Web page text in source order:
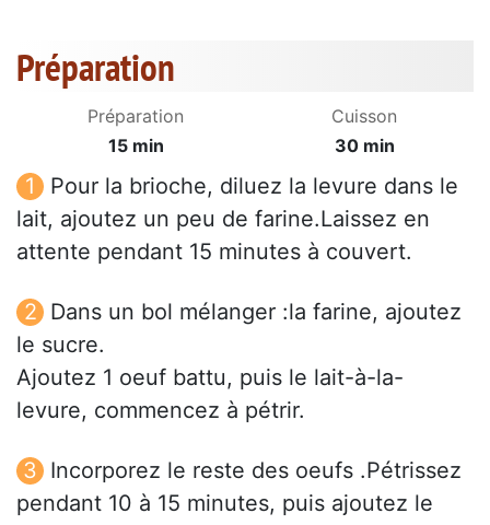
Préparation
Préparation
15 min
Cuisson
30 min
Pour la brioche, diluez la levure dans le
lait, ajoutez un peu de farine.Laissez en
attente pendant 15 minutes à couvert.
Dans un bol mélanger :la farine, ajoutez
le sucre.
Ajoutez 1 oeuf battu, puis le lait-à-la-
levure, commencez à pétrir.
Incorporez le reste des oeufs .Pétrissez
pendant 10 à 15 minutes, puis ajoutez le